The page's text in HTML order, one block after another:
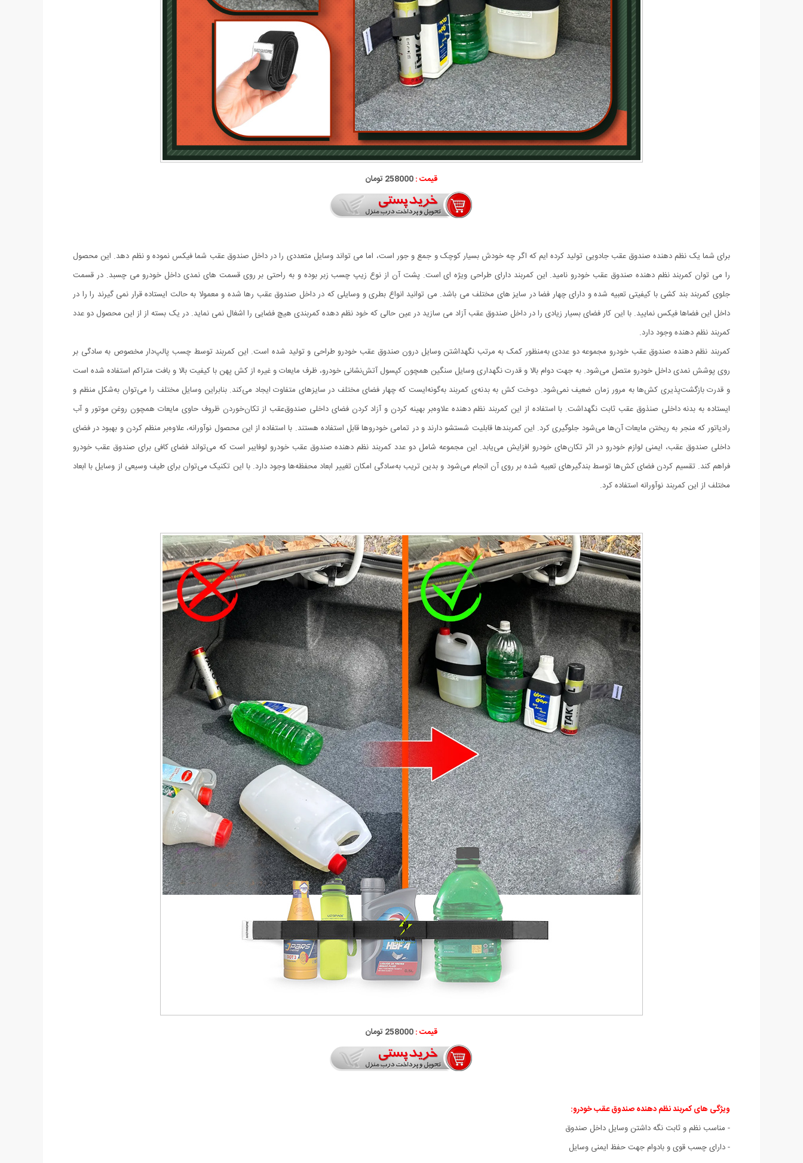
قیمت :258000 تومان
برای شما یک نظم دهنده صندوق عقب جادویی تولید کرده ایم که اگر چه خودش بسیار کوچک و جمع و جور است، اما می تواند وسایل متعددی را در داخل صندوق عقب شما فیکس نموده و نظم دهد. این محصول
را می توان کمربند نظم دهنده صندوق عقب خودرو نامید. این کمربند دارای طراحی ویژه ای است. پشت آن از نوع زیپ چسب زبر بوده و به راحتی بر روی قسمت های نمدی داخل خودرو می چسبد. در قسمت
جلوی کمربند بند کشی با کیفیتی تعبیه شده و دارای چهار فضا در سایز های مختلف می باشد. می توانید انواع بطری و وسایلی که در داخل صندوق عقب رها شده و معمولا به حالت ایستاده قرار نمی گیرند را را در
داخل این فضاها فیکس نمایید. با این کار فضای بسیار زیادی را در داخل صندوق عقب آزاد می سازید در عین حالی که خود نظم دهده کمربندی هیچ فضایی را اشغال نمی نماید. در یک بسته از از این محصول دو عدد
کمربند نظم دهنده وجود دارد.
کمربند نظم دهنده صندوق عقب خودرو مجموعه دو عددی به‌منظور کمک به مرتب نگهداشتن وسایل درون صندوق عقب خودرو طراحی و تولید شده است. این کمربند توسط چسب پالپ‌دار مخصوص به سادگی بر
روی پوشش نمدی داخل خودرو متصل می‌شود. به جهت دوام بالا و قدرت نگهداری وسایل سنگین همچون کپسول آتش‌نشانی خودرو، ظرف مایعات و غیره از کش پهن با کیفیت بالا و بافت متراکم استفاده شده است
و قدرت بازگشت‌پذیری کش‌ها به مرور زمان ضعیف نمی‌شود. دوخت کش به بدنه‌ی کمربند به‌گونه‌ایست که چهار فضای مختلف در سایز‌های متفاوت ایجاد می‌کند. بنابراین وسایل مختلف را می‌توان به‌شکل منظم و
ایستاده به بدنه داخلی صنذوق عقب ثابت نگهداشت. با استفاده از این کمر‌بند نظم دهنده علاوه‌بر بهینه کردن و آزاد کردن فضای داخلی صندوق‌عقب از تکان‌خوردن ظروف حاوی مایعات همچون روغن موتور و آب
رادیاتور که منجر به ریختن مایعات آن‌ها می‌شود جلوگیری کرد. این کمربندها قابلیت شستشو دارند و در تمامی خودروها قابل استفاده هستند. با استفاده از این محصول نوآورانه، علاوه‌بر منظم کردن و بهبود در فضای
داخلی صندوق عقب، ایمنی لوازم خودرو در اثر تکان‌های خودرو افزایش می‌یابد. این مجموعه شامل دو عدد کمربند نظم دهنده صندوق عقب خودرو لوفایبر است که می‌تواند فضای کافی برای صندوق عقب خودرو
فراهم کند. تقسیم کردن فضای کش‌ها توسط بندگیرهای تعبیه شده بر روی آن انجام می‌شود و بدین تریب به‌سادگی امکان تغییر ابعاد محفظه‌ها وجود دارد. با این تکنیک می‌توان برای طیف وسیعی از وسایل با ابعاد
مختلف از این کمربند نوآورانه استفاده کرد.
قیمت :258000 تومان
ویژگی های کمربند نظم دهنده صندوق عقب خودرو:
- مناسب نظم و ثابت نگه داشتن وسایل داخل صندوق
- دارای چسب قوی و بادوام جهت حفظ ایمنی وسایل